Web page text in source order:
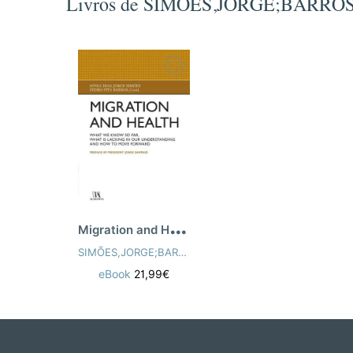
Livros de
M
igration and Health
SIMÕES,JORGE;BARROS,PEDRO PITA;DIAS,SÓNI
eBook 21,99€